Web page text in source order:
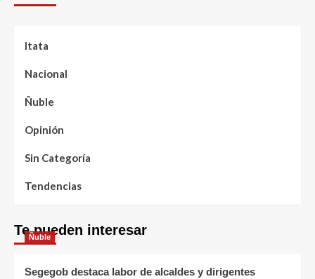
Itata
Nacional
Ñuble
Opinión
Sin Categoría
Tendencias
Te pueden interesar
Ñuble
Segegob destaca labor de alcaldes y dirigentes